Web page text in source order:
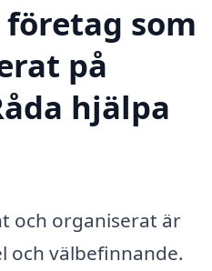
som
på
hjälpa
och organiserat är
och välbefinnande.